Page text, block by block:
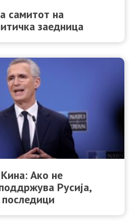
самитот на
заедница
Ако не
Русија,